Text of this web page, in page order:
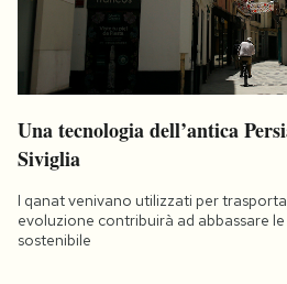
Una tecnologia dell’antica
Siviglia
I qanat venivano utilizzati per
evoluzione contribuirà ad abbassare
sostenibile